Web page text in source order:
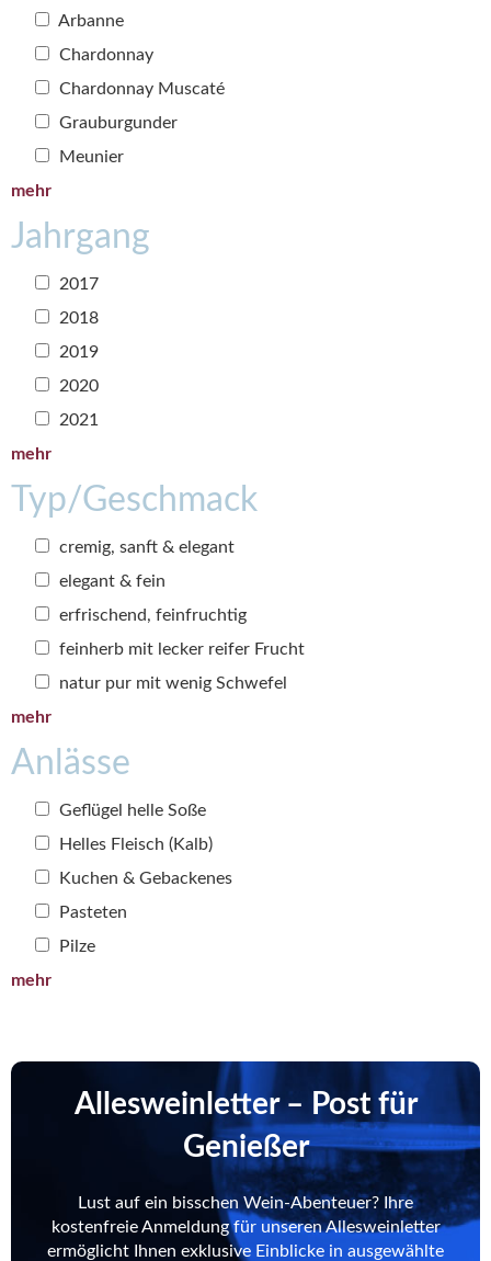
Arbanne
Chardonnay
Chardonnay Muscaté
Grauburgunder
Meunier
mehr
Jahrgang
2017
2018
2019
2020
2021
mehr
Typ/Geschmack
cremig, sanft & elegant
elegant & fein
erfrischend, feinfruchtig
feinherb mit lecker reifer Frucht
natur pur mit wenig Schwefel
mehr
Anlässe
Geflügel helle Soße
Helles Fleisch (Kalb)
Kuchen & Gebackenes
Pasteten
Pilze
mehr
Allesweinletter – Post für
Genießer
Lust auf ein bisschen Wein-Abenteuer? Ihre
kostenfreie Anmeldung für unseren Allesweinletter
ermöglicht Ihnen exklusive Einblicke in ausgewählte